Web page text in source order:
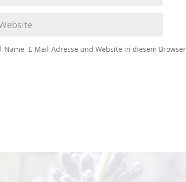
Name, E-Mail-Adresse und Website in diesem